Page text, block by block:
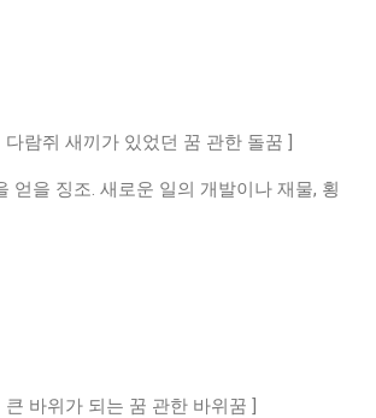
다람쥐 새끼가 있었던 꿈 관한 돌꿈 ]
얻을 징조. 새로운 일의 개발이나 재물, 횡
바위가 되는 꿈 관한 바위꿈 ]